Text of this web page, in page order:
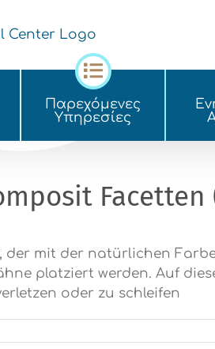
Παρεχόμενες
Yπηρεσίες
Facetten
mit der natürlichen
platziert werden. Auf
oder zu schleifen